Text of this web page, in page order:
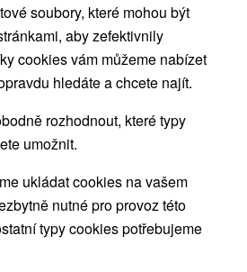
A VÝBĚR POBYTU
přímo ubytovatele.
soubory, které mohou být
aby zefektivnily
cookies vám můžeme nabízet
hledáte a chcete najít.
rozhodnout, které typy
umožnit.
ukládat cookies na vašem
nutné pro provoz této
typy cookies potřebujeme